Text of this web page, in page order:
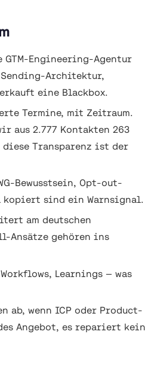
GTM-Engineering-Agentur
Architektur,
eine Blackbox.
Termine, mit Zeitraum.
aus 2.777 Kontakten 263
diese Transparenz ist der
Bewusstsein, Opt-out-
kopiert sind ein Warnsignal.
am deutschen
Ansätze gehören ins
Learnings — was
ab, wenn ICP oder Product-
Angebot, es repariert kein